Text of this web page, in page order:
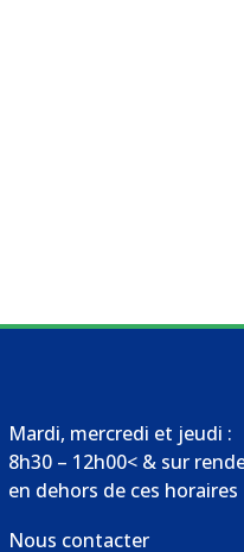
Mardi, mercredi et jeudi :
8h30 – 12h00< & sur
en dehors de ces horaires
Nous contacter